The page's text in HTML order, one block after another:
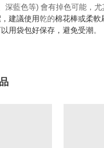
深藍色等) 會有掉色可能，尤
建議使用乾的棉花棒或柔軟
用袋包好保存，避免受潮 。